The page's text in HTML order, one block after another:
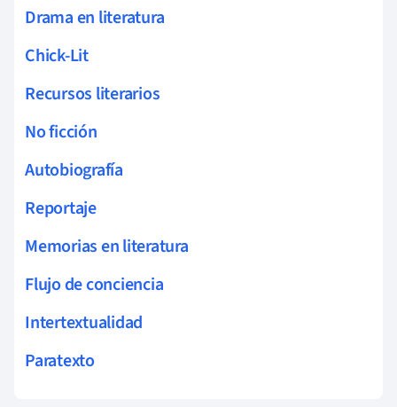
Drama en literatura
Chick-Lit
Recursos literarios
No ficción
Autobiografía
Reportaje
Memorias en literatura
Flujo de conciencia
Intertextualidad
Paratexto